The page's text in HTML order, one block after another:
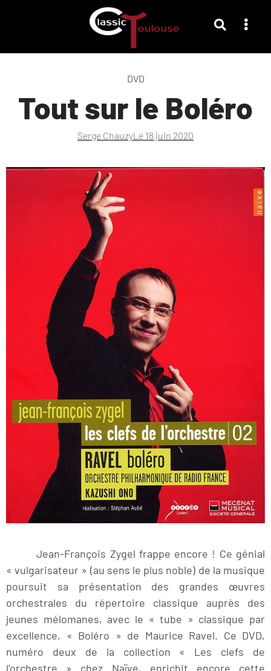
DVD
Tout sur le Boléro
Serge ChauzyLe 18 juin 2020
Jean-François Zygel frappe encore ! Ce génial
« vulgarisateur » (au sens le plus noble) de la musique
poursuit sa présentation des grandes œuvres
orchestrales du répertoire classique auprès des
jeunes mélomanes, avec le « tube » classique par
excellence, « Boléro » de Maurice Ravel. Ce DVD,
numéro deux de la collection « Les clefs de
l’orchestre » chez Naïve, enrichit encore cette